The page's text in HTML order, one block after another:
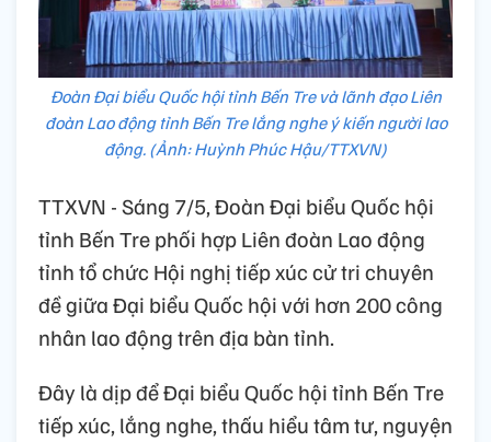
Đoàn Đại biểu Quốc hội tỉnh Bến Tre và lãnh đạo Liên
đoàn Lao động tỉnh Bến Tre lắng nghe ý kiến người lao
động. (Ảnh: Huỳnh Phúc Hậu/TTXVN)
TTXVN - Sáng 7/5, Đoàn Đại biểu Quốc hội
tỉnh Bến Tre phối hợp Liên đoàn Lao động
tỉnh tổ chức Hội nghị tiếp xúc cử tri chuyên
đề giữa Đại biểu Quốc hội với hơn 200 công
nhân lao động trên địa bàn tỉnh.
Đây là dịp để Đại biểu Quốc hội tỉnh Bến Tre
tiếp xúc, lắng nghe, thấu hiểu tâm tư, nguyện